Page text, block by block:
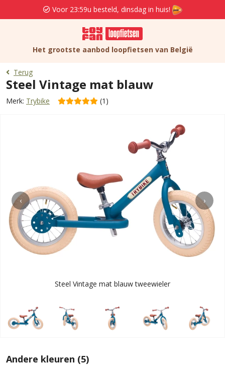
Voor 23:59u besteld, dinsdag in huis!
Het grootste aanbod loopfietsen van België
Terug
Steel Vintage mat blauw
Merk: Trybike (1)
‹ ›
Steel Vintage mat blauw tweewieler
Andere kleuren (5)